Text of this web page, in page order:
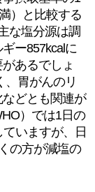
）と比較する
な塩分源は調
ー857kcalに
あるでしょ
、胃がんのリ
どとも関連が
）では1日の
いますが、日
の方が減塩の